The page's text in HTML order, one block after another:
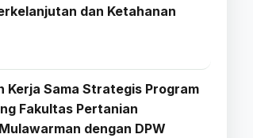
dan Ketahanan
Kerja Sama Strategis Program
Fakultas Pertanian
dengan DPW